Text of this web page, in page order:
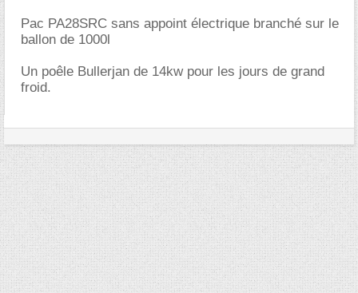
Pac PA28SRC sans appoint électrique branché sur le
ballon de 1000l
Un poêle Bullerjan de 14kw pour les jours de grand
froid.